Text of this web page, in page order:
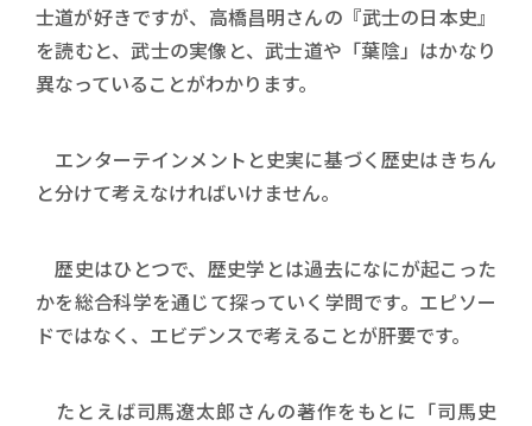
士道が好きですが、高橋昌明さんの『武士の日本史』
を読むと、武士の実像と、武士道や「葉陰」はかなり
異なっていることがわかります。
エンターテインメントと史実に基づく歴史はきちん
と分けて考えなければいけません。
歴史はひとつで、歴史学とは過去になにが起こった
かを総合科学を通じて探っていく学問です。エピソー
ドではなく、エビデンスで考えることが肝要です。
たとえば司馬遼太郎さんの著作をもとに「司馬史